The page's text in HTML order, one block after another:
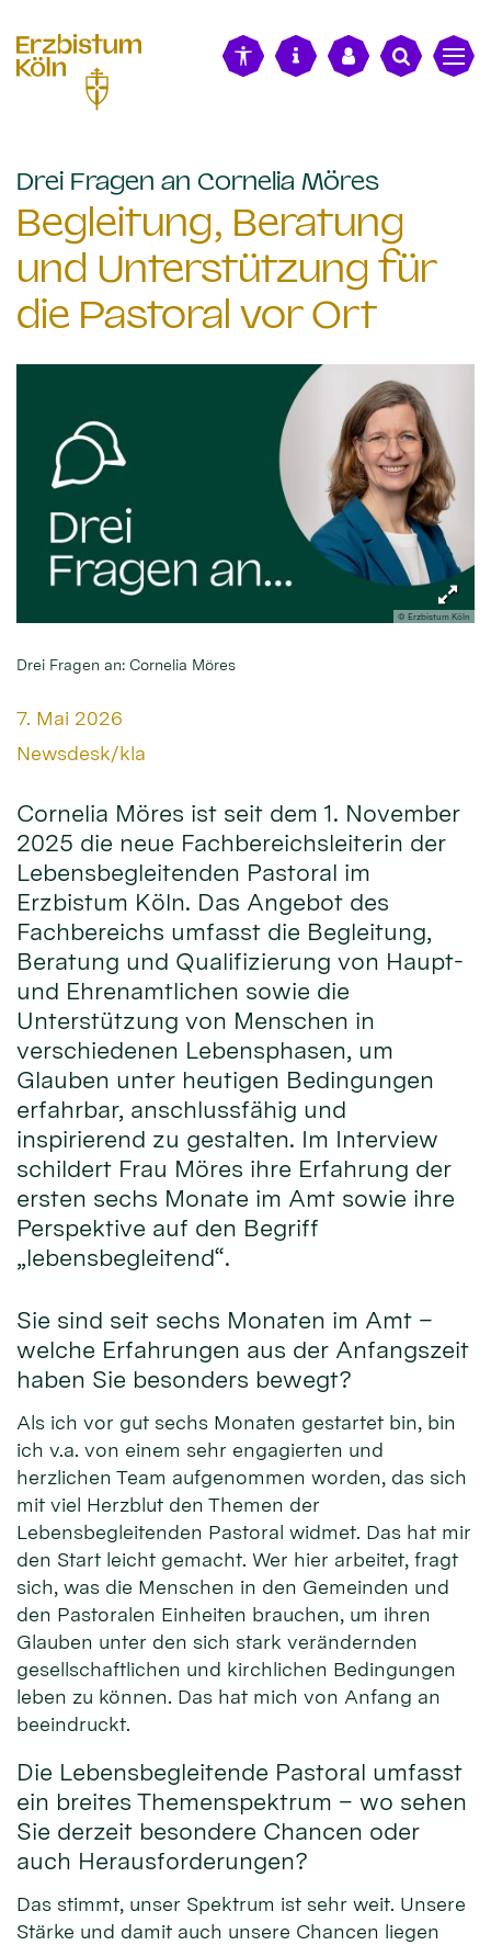
Drei Fragen an Cornelia Möres:
Begleitung, Beratung
und Unterstützung für
die Pastoral vor Ort
© Erzbistum Köln
Drei Fragen an: Cornelia Möres
Datum:
7. Mai 2026
Von:
Newsdesk/kla
Cornelia Möres ist seit dem 1. November
2025 die neue Fachbereichsleiterin der
Lebensbegleitenden Pastoral im
Erzbistum Köln. Das Angebot des
Fachbereichs umfasst die Begleitung,
Beratung und Qualifizierung von Haupt-
und Ehrenamtlichen sowie die
Unterstützung von Menschen in
verschiedenen Lebensphasen, um
Glauben unter heutigen Bedingungen
erfahrbar, anschlussfähig und
inspirierend zu gestalten. Im Interview
schildert Frau Möres ihre Erfahrung der
ersten sechs Monate im Amt sowie ihre
Perspektive auf den Begriff
„lebensbegleitend“.
Sie sind seit sechs Monaten im Amt –
welche Erfahrungen aus der Anfangszeit
haben Sie besonders bewegt?
Als ich vor gut sechs Monaten gestartet bin, bin
ich v.a. von einem sehr engagierten und
herzlichen Team aufgenommen worden, das sich
mit viel Herzblut den Themen der
Lebensbegleitenden Pastoral widmet. Das hat mir
den Start leicht gemacht. Wer hier arbeitet, fragt
sich, was die Menschen in den Gemeinden und
den Pastoralen Einheiten brauchen, um ihren
Glauben unter den sich stark verändernden
gesellschaftlichen und kirchlichen Bedingungen
leben zu können. Das hat mich von Anfang an
beeindruckt.
Die Lebensbegleitende Pastoral umfasst
ein breites Themenspektrum – wo sehen
Sie derzeit besondere Chancen oder
auch Herausforderungen?
Das stimmt, unser Spektrum ist sehr weit. Unsere
Stärke und damit auch unsere Chancen liegen